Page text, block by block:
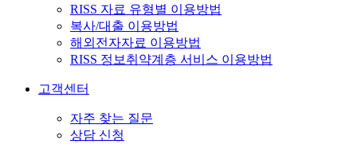
RISS 자료 유형별 이용방법
복사/대출 이용방법
해외전자자료 이용방법
RISS 정보취약계층 서비스 이용방법
고객센터
자주 찾는 질문
상담 신청